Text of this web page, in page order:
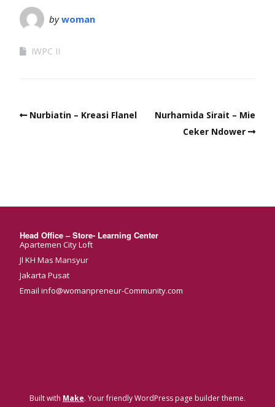
bywoman
IWPC II
Nurbiatin – Kreasi Flanel
Nurhamida Sirait – Mie
Ceker Ndower
Head Office – Store- Learning Center
Apartemen City Loft
Jl KH Mas Mansyur
Jakarta Pusat
Email info@womanpreneur-Community.com
Built with Make. Your friendly WordPress page builder theme.